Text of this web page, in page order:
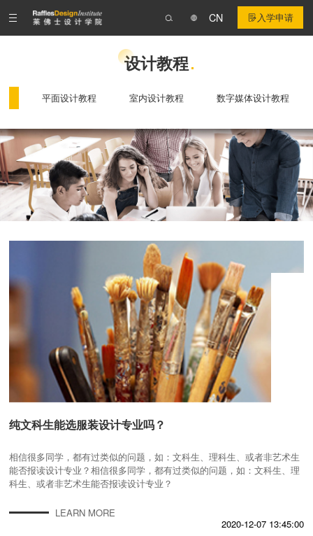
CN 入学申请
设计教程
平面设计教程 室内设计教程 数字媒体设计教程
纯文科生能选服装设计专业吗？
相信很多同学，都有过类似的问题，如：文科生、理科生、或者非艺术生
能否报读设计专业？相信很多同学，都有过类似的问题，如：文科生、理
科生、或者非艺术生能否报读设计专业？
LEARN MORE
2020-12-07 13:45:00